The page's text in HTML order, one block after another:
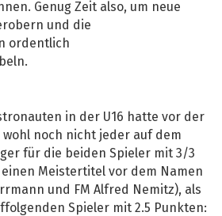
Genug Zeit also, um neue
und die
ordentlich
in der U16 hatte vor der
noch nicht jeder auf dem
für die beiden Spieler mit 3/3
Meistertitel vor dem Namen
und FM Alfred Nemitz), als
Spieler mit 2.5 Punkten: